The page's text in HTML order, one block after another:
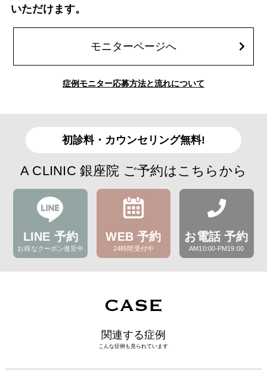
いただけます。
モニターページへ
症例モニター応募方法と流れについて
初診料・カウンセリング無料!
A CLINIC 銀座院 ご予約はこちらから
LINE 予約
お得なクーポン進呈中
WEB 予約
24時間受付中
お電話 予約
AM10:00-PM19:00
CASE
関連する症例
こんな症例も見られています